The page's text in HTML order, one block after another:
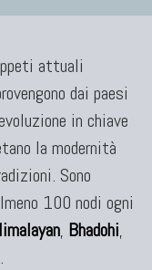
attuali
dai paesi
in chiave
la modernità
Sono
100 nodi ogni
, Bhadohi,
.